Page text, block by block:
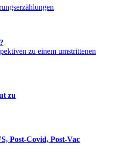
zu einem umstrittenen
zu
Post-Covid, Post-Vac